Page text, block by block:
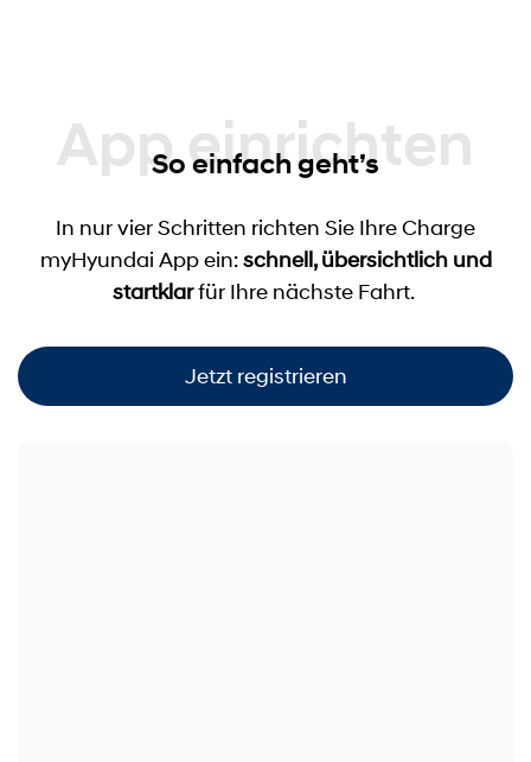
App einrichten
So einfach geht’s
In nur vier Schritten richten Sie Ihre Charge
myHyundai App ein:schnell, übersichtlich und
startklarfür Ihre nächste Fahrt.
Jetzt registrieren